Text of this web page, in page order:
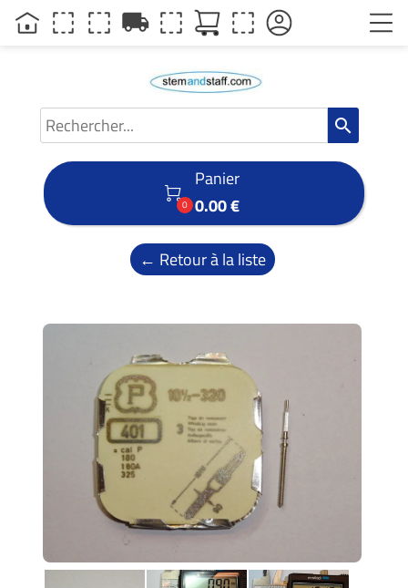
search

0
Panier
0.00 €
← Retour à la liste
local_shipping